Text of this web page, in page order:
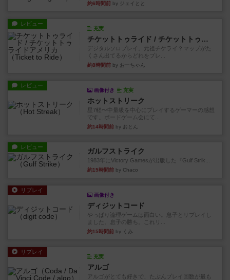
約6時間前 by ジェイとと
レビュー
充実
チケットトゥライド / チケットトゥライドアメリカ
デジタルソロプレイ。元祖チケライ？マップがた
くさん出てるからどれをプレ...
約8時間前 by おーちゃん
レビュー
画像付き 充実
ホットストリーク
星7軽〜中量級を中心にプレイするゲーマーの感想
です。ボードゲーム会にて...
約14時間前 by おとん
レビュー ガルフストライク
1983年にVictory Gamesが出版した『Gulf Strik...
約15時間前 by Chaco
リプレイ
画像付き
ディジットコード
やっぱり論理ゲームは面白い。息子とリプレイし
ました。息子の勝ち。これリ...
約15時間前 by くみ
リプレイ
充実
アルゴ
アルゴがとても好きで、たぶんプレイ回数が最も